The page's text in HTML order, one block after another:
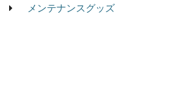
メンテナンスグッズ